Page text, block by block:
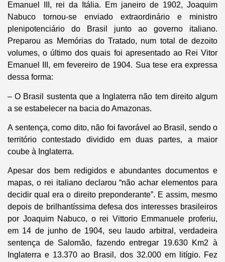
Emanuel III, rei da Itália. Em janeiro de 1902, Joaquim
Nabuco tornou-se enviado extraordinário e ministro
plenipotenciário do Brasil junto ao governo italiano.
Preparou as Memórias do Tratado, num total de dezoito
volumes, o último dos quais foi apresentado ao Rei Vitor
Emanuel III, em fevereiro de 1904. Sua tese era expressa
dessa forma:
– O Brasil sustenta que a Inglaterra não tem direito algum
a se estabelecer na bacia do Amazonas.
A sentença, como dito, não foi favorável ao Brasil, sendo o
território contestado dividido em duas partes, a maior
coube à Inglaterra.
Apesar dos bem redigidos e abundantes documentos e
mapas, o rei italiano declarou “não achar elementos para
decidir qual era o direito preponderante”. E assim, mesmo
depois de brilhantíssima defesa dos interesses brasileiros
por Joaquim Nabuco, o rei Vittorio Emmanuele proferiu,
em 14 de junho de 1904, seu laudo arbitral, verdadeira
sentença de Salomão, fazendo entregar 19.630 Km2 à
Inglaterra e 13.370 ao Brasil, dos 32.000 em litígio. Fez